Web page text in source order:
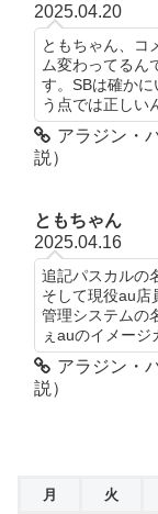
2025.04.20
ともちゃん、コ
ム変わってるん
す。SBは確か
う点では正しい
アラジン・
説）
ともちゃん
2025.04.16
追記パスカルの
そして現役au店
管理システムの
ぇauのイメージ
アラジン・
説）
月 火